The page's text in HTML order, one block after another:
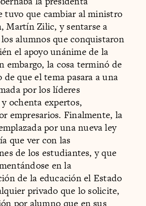
tuvo que cambiar al ministro
Martín Zilic, y sentarse a
alumnos que conquistaron
el apoyo unánime de la
embargo, la cosa terminó de
que el tema pasara a una
por los líderes
ochenta expertos,
empresarios. Finalmente, la
por una nueva ley
que ver con las
de los estudiantes, y que
en la
de la educación el Estado
privado que lo solicite,